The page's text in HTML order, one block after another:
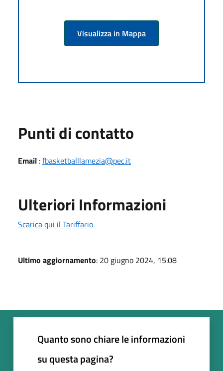
Visualizza in Mappa
Punti di contatto
Email :fbasketballlamezia@pec.it
Ulteriori Informazioni
Scarica qui il Tariffario
Ultimo aggiornamento: 20 giugno 2024, 15:08
Quanto sono chiare le informazioni
su questa pagina?